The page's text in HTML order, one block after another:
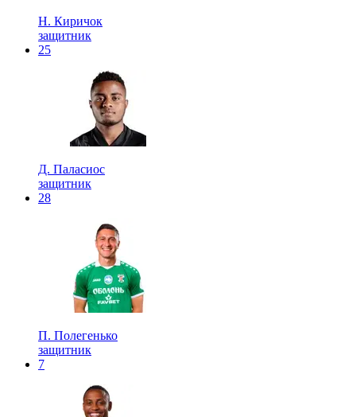
Н. Киричок
защитник
25
Д. Паласиос
защитник
28
П. Полегенько
защитник
7